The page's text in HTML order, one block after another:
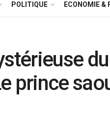
POLITIQUE ECONOMIE &
prince